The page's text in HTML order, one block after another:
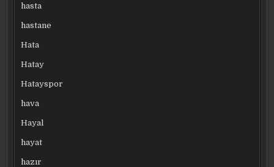
hasta
hastane
Hata
Hatay
Hatayspor
hava
Hayal
hayat
hazır